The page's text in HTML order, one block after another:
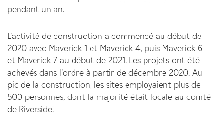
pendant un an.
L'activité de construction a commencé au début de
2020 avec Maverick 1 et Maverick 4, puis Maverick 6
et Maverick 7 au début de 2021. Les projets ont été
achevés dans l'ordre à partir de décembre 2020. Au
pic de la construction, les sites employaient plus de
500 personnes, dont la majorité était locale au comté
de Riverside.